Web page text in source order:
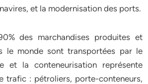
et la modernisation des ports.
des marchandises produites et
le monde sont transportées par le
et la conteneurisation représente
trafic : pétroliers, porte-conteneurs,